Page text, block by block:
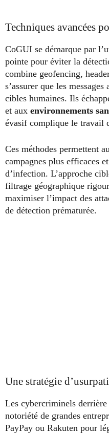
Techniques avancées
CoGUI se démarque par
pointe pour éviter la
combine geofencing,
s’assurer que les
cibles humaines. Ils
et aux environnements
évasif complique le travail
Ces méthodes permettent
campagnes plus efficaces
d’infection. L’approche
filtrage géographique
maximiser l’impact des
de détection prématurée.
Une stratégie
Les cybercriminels
notoriété de grandes
PayPay ou Rakuten pour